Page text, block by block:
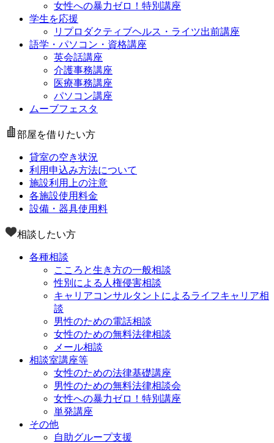
女性への暴力ゼロ！特別講座
学生を応援
リプロダクティブヘルス・ライツ出前講座
語学・パソコン・資格講座
英会話講座
介護事務講座
医療事務講座
パソコン講座
ムーブフェスタ
部屋を借りたい方
貸室の空き状況
利用申込み方法について
施設利用上の注意
各施設使用料金
設備・器具使用料
相談したい方
各種相談
こころと生き方の一般相談
性別による人権侵害相談
キャリアコンサルタントによるライフキャリア相
談
男性のための電話相談
女性のための無料法律相談
メール相談
相談室講座等
女性のための法律基礎講座
男性のための無料法律相談会
女性への暴力ゼロ！特別講座
単発講座
その他
自助グループ支援